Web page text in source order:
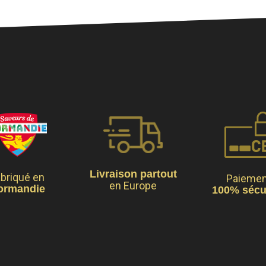
en Livraison partout
en Europe 100%